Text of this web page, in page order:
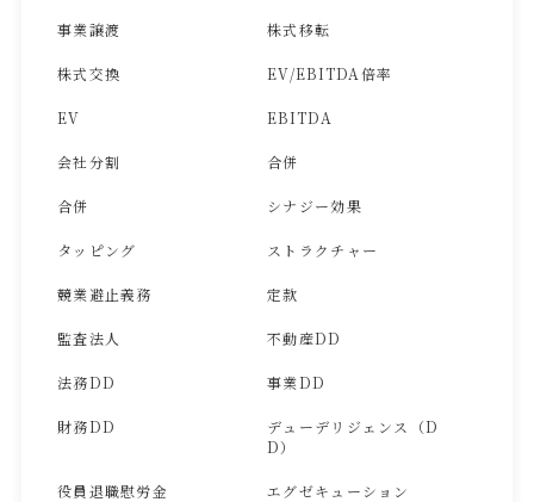
事業譲渡 株式移転
株式交換 EV/EBITDA倍率
EV EBITDA
会社分割 合併
合併 シナジー効果
タッピング ストラクチャー
競業避止義務 定款
監査法人 不動産DD
法務DD 事業DD
財務DD
デューデリジェンス（D
D）
役員退職慰労金 エグゼキューション